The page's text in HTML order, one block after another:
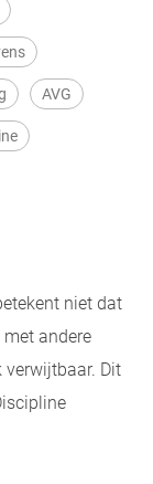
AVG
niet dat
andere
Dit